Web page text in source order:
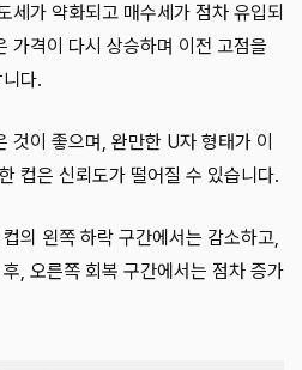
세가 약화되고 매수세가 점차 유입되
가격이 다시 상승하며 이전 고점을
다.
것이 좋으며, 완만한 U자 형태가 이
컵은 신뢰도가 떨어질 수 있습니다.
의 왼쪽 하락 구간에서는 감소하고,
, 오른쪽 회복 구간에서는 점차 증가